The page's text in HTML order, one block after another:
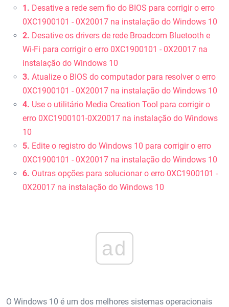
1. Desative a rede sem fio do BIOS para corrigir o erro
0XC1900101 - 0X20017 na instalação do Windows 10
2. Desative os drivers de rede Broadcom Bluetooth e
Wi-Fi para corrigir o erro 0XC1900101 - 0X20017 na
instalação do Windows 10
3. Atualize o BIOS do computador para resolver o erro
0XC1900101 - 0X20017 na instalação do Windows 10
4. Use o utilitário Media Creation Tool para corrigir o
erro 0XC1900101-0X20017 na instalação do Windows
10
5. Edite o registro do Windows 10 para corrigir o erro
0XC1900101 - 0X20017 na instalação do Windows 10
6. Outras opções para solucionar o erro 0XC1900101 -
0X20017 na instalação do Windows 10
ad
O Windows 10 é um dos melhores sistemas operacionais